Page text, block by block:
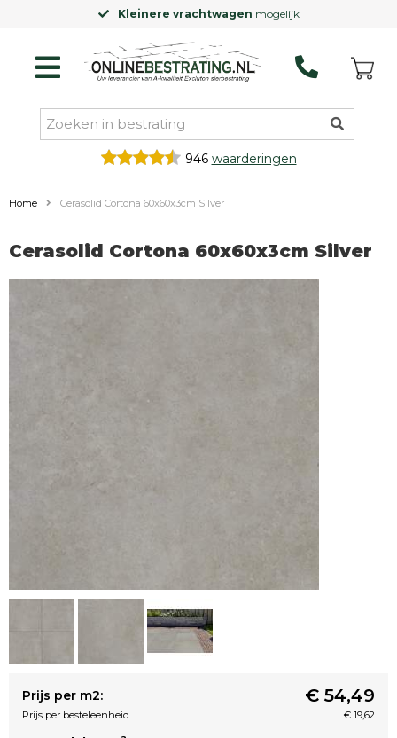
Kleinere vrachtwagen mogelijk
946 waarderingen
Home Cerasolid Cortona 60x60x3cm Silver
Cerasolid Cortona 60x60x3cm Silver
Prijs per m2: € 54,49
Prijs per besteleenheid € 19,62